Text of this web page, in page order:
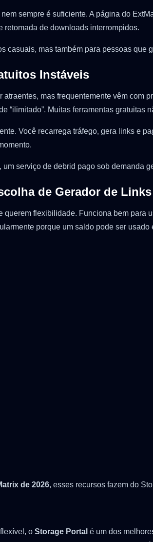
sempre é suficiente. A página do
retomada de downloads interrompidos.
casuais, mas também para pessoas
Instáveis
mas frequentemente vêm
“ilimitado”. Muitas ferramentas gratuitas
Você recarrega tráfego, gera links e
serviço de debrid pago sob demanda
de Gerador de
flexibilidade. Funciona bem
porque um saldo pode ser usado
de 2026, esses recursos fazem do
o Storage Portal é um dos